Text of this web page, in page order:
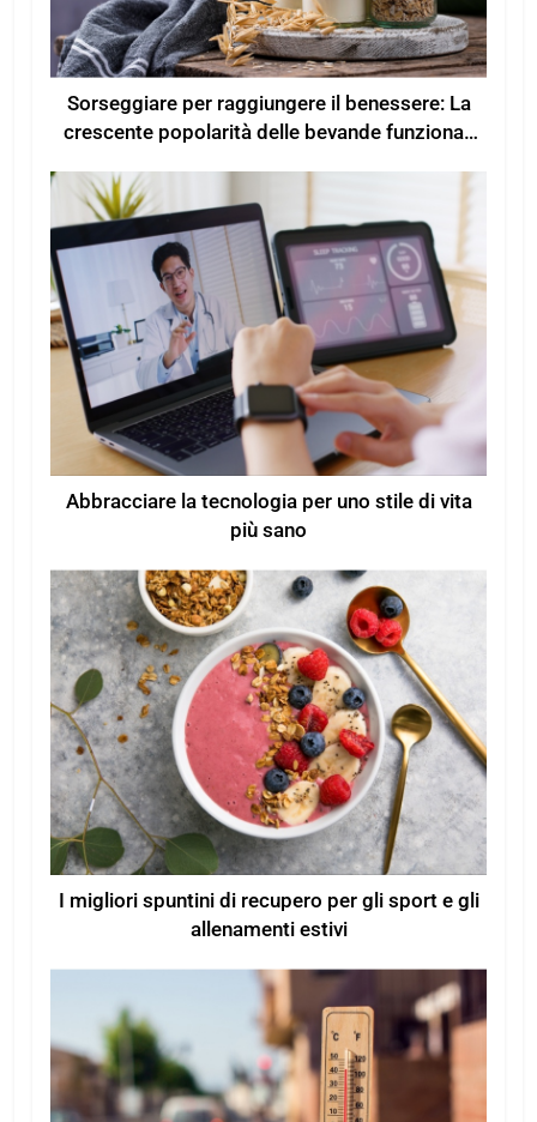
Sorseggiare per raggiungere il benessere: La
crescente popolarità delle bevande funzionali
Abbracciare la tecnologia per uno stile di vita
più sano
I migliori spuntini di recupero per gli sport e gli
allenamenti estivi